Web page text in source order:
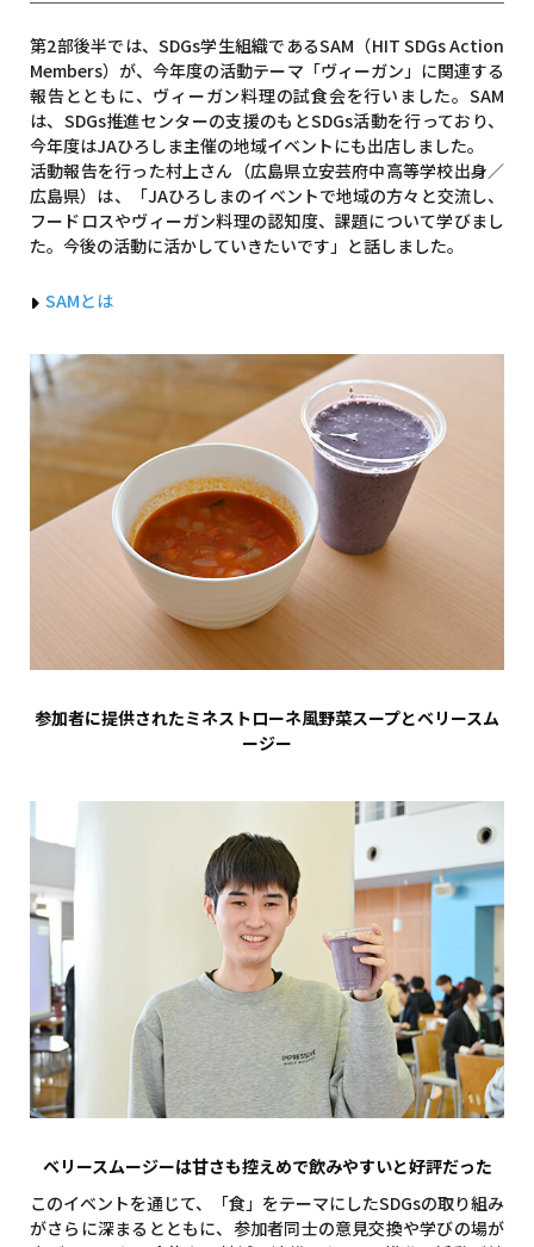
第2部後半では、SDGs学生組織であるSAM（HIT SDGs Action
Members）が、今年度の活動テーマ「ヴィーガン」に関連する
報告とともに、ヴィーガン料理の試食会を行いました。SAM
は、SDGs推進センターの支援のもとSDGs活動を行っており、
今年度はJAひろしま主催の地域イベントにも出店しました。
活動報告を行った村上さん（広島県立安芸府中高等学校出身／
広島県）は、「JAひろしまのイベントで地域の方々と交流し、
フードロスやヴィーガン料理の認知度、課題について学びまし
た。今後の活動に活かしていきたいです」と話しました。
SAMとは
参加者に提供されたミネストローネ風野菜スープとベリースム
ージー
ベリースムージーは甘さも控えめで飲みやすいと好評だった
このイベントを通じて、「食」をテーマにしたSDGsの取り組み
がさらに深まるとともに、参加者同士の意見交換や学びの場が